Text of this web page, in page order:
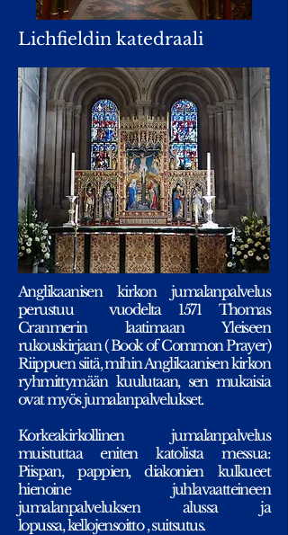
Lichfieldin katedraali
Anglikaanisen kirkon jumalanpalvelus
perustuu vuodelta 1571 Thomas
Cranmerin laatimaan Yleiseen
rukouskirjaan ( Book of Common Prayer)
Riippuen siitä, mihin Anglikaanisen kirkon
ryhmittymään kuulutaan, sen mukaisia
ovat myös jumalanpalvelukset.
Korkeakirkollinen jumalanpalvelus
muistuttaa eniten katolista messua:
Piispan, pappien, diakonien kulkueet
hienoine juhlavaatteineen
jumalanpalveluksen alussa ja
lopussa, kellojensoitto , suitsutus.